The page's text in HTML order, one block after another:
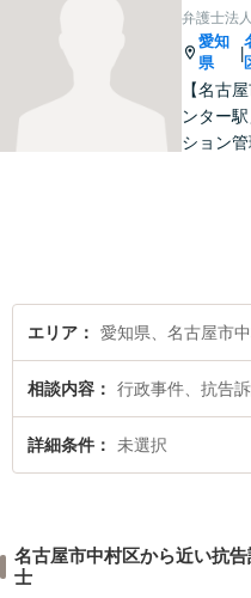
弁護士法
愛知
県
|
【名古
ンター
ション管
エリア 愛知県、名古屋市
相談内容 行政事件、抗告
詳細条件 未選択
名古屋市中村区から近い抗
士